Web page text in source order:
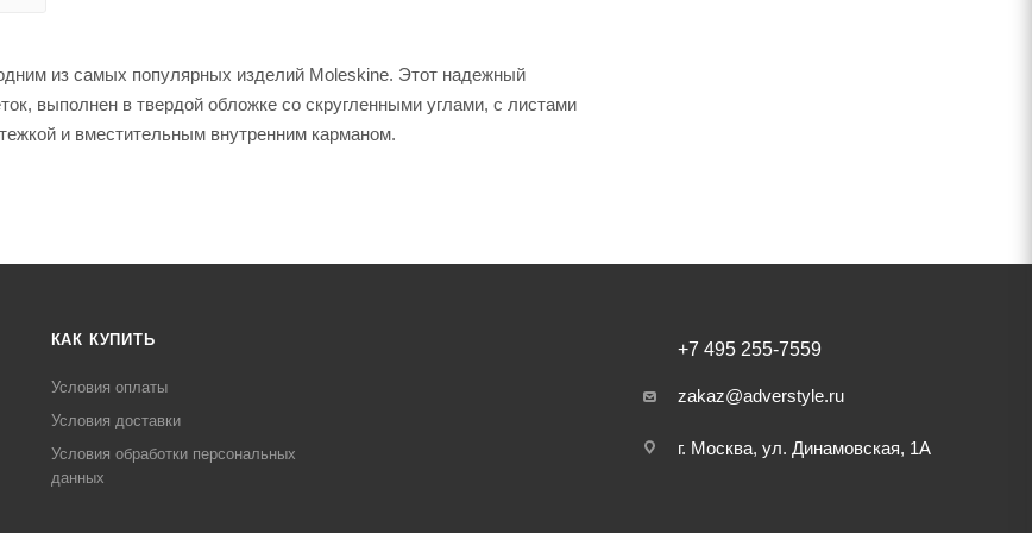
из самых популярных изделий Moleskine. Этот надежный
выполнен в твердой обложке со скругленными углами, с листами
и вместительным внутренним карманом.
КАК КУПИТЬ
Условия оплаты
Условия доставки
Условия обработки персональных
данных
+7 495 255-7559
zakaz@adverstyle.ru
г. Москва, ул. Динамовская, 1А